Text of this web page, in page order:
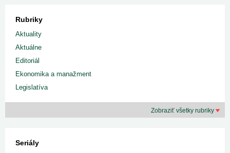
Rubriky
Aktuality
Aktuálne
Editoriál
Ekonomika a manažment
Legislatíva
Zobraziť všetky rubriky
Seriály